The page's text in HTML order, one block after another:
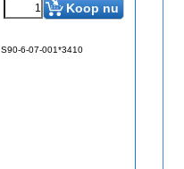
Koop nu
S90-6-07-001*3410